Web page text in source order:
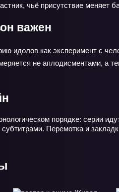
чьё присутствие меняет
важен
идолов как эксперимент с
не аплодисментами, а
порядке: серии
Перемотка и